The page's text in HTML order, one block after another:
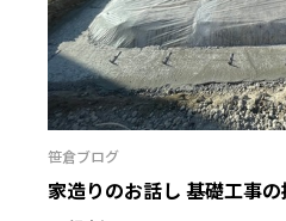
笹倉ブログ
家造りのお話し 基礎工事